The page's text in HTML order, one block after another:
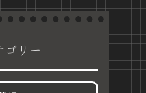
ゴリー